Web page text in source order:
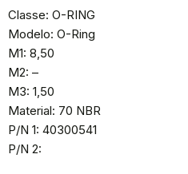
Classe: O-RING
Modelo: O-Ring
M1: 8,50
M2: –
M3: 1,50
Material: 70 NBR
P/N 1: 40300541
P/N 2: